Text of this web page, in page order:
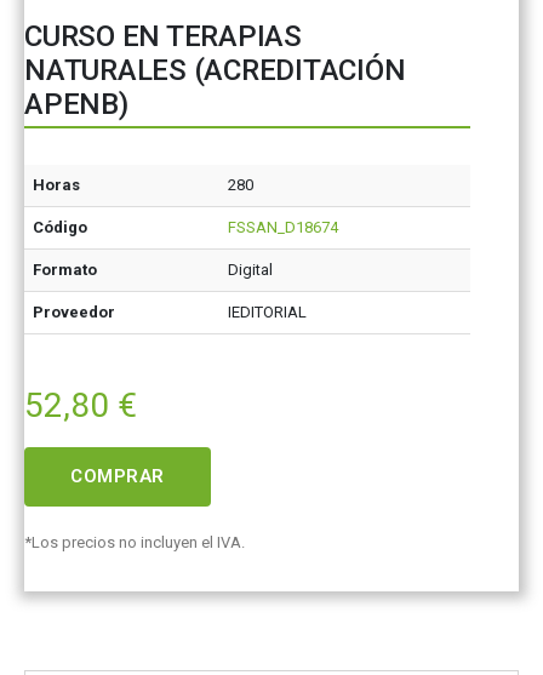
CURSO EN TERAPIAS
NATURALES (ACREDITACIÓN
APENB)
Horas 280
Código FSSAN_D18674
Formato Digital
Proveedor IEDITORIAL
52,80 €
COMPRAR
*Los precios no incluyen el IVA.